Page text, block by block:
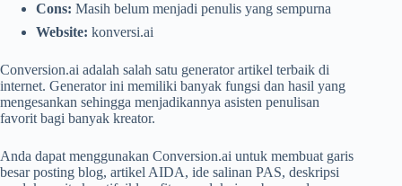
Cons: Masih belum menjadi penulis yang sempurna
Website: konversi.ai
Conversion.ai adalah salah satu generator artikel terbaik di
internet. Generator ini memiliki banyak fungsi dan hasil yang
mengesankan sehingga menjadikannya asisten penulisan
favorit bagi banyak kreator.
Anda dapat menggunakan Conversion.ai untuk membuat garis
besar posting blog, artikel AIDA, ide salinan PAS, deskripsi